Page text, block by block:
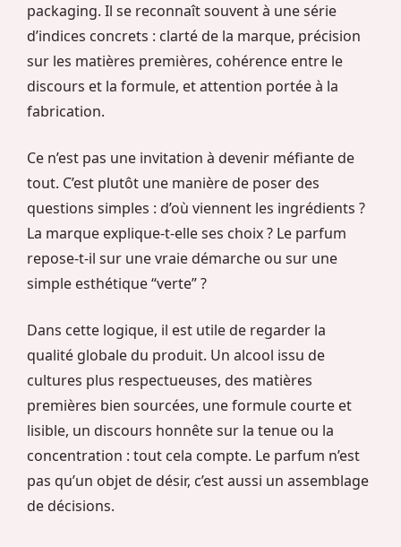
packaging. Il se reconnaît souvent à une série
d’indices concrets : clarté de la marque, précision
sur les matières premières, cohérence entre le
discours et la formule, et attention portée à la
fabrication.
Ce n’est pas une invitation à devenir méfiante de
tout. C’est plutôt une manière de poser des
questions simples : d’où viennent les ingrédients ?
La marque explique-t-elle ses choix ? Le parfum
repose-t-il sur une vraie démarche ou sur une
simple esthétique “verte” ?
Dans cette logique, il est utile de regarder la
qualité globale du produit. Un alcool issu de
cultures plus respectueuses, des matières
premières bien sourcées, une formule courte et
lisible, un discours honnête sur la tenue ou la
concentration : tout cela compte. Le parfum n’est
pas qu’un objet de désir, c’est aussi un assemblage
de décisions.